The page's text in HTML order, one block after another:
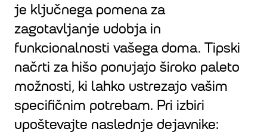
je ključnega pomena za
zagotavljanje udobja in
funkcionalnosti vašega doma. Tipski
načrti za hišo ponujajo široko paleto
možnosti, ki lahko ustrezajo vašim
specifičnim potrebam. Pri izbiri
upoštevajte naslednje dejavnike: